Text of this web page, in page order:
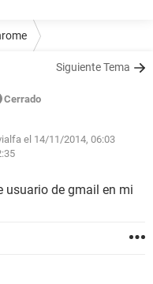
Siguiente Tema
Cerrado
el 14/11/2014, 06:03
usuario de gmail en mi